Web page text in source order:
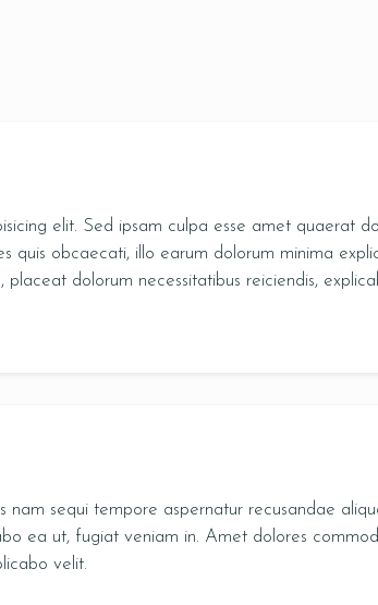
elit. Sed ipsam culpa esse amet quaerat
quis obcaecati, illo earum dolorum minima
dolorum necessitatibus reiciendis,
sequi tempore aspernatur recusandae
ea ut, fugiat veniam in. Amet dolores
velit.